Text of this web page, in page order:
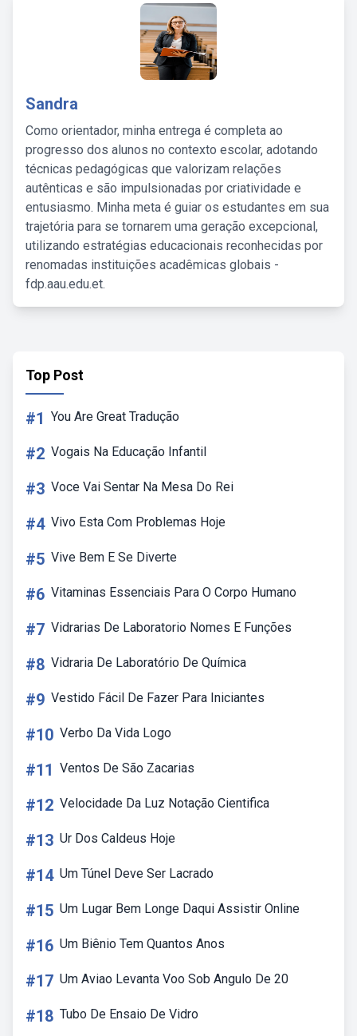
Sandra
Como orientador, minha entrega é completa ao
progresso dos alunos no contexto escolar, adotando
técnicas pedagógicas que valorizam relações
autênticas e são impulsionadas por criatividade e
entusiasmo. Minha meta é guiar os estudantes em sua
trajetória para se tornarem uma geração excepcional,
utilizando estratégias educacionais reconhecidas por
renomadas instituições acadêmicas globais -
fdp.aau.edu.et.
Top Post
#1 You Are Great Tradução
#2 Vogais Na Educação Infantil
#3 Voce Vai Sentar Na Mesa Do Rei
#4 Vivo Esta Com Problemas Hoje
#5 Vive Bem E Se Diverte
#6 Vitaminas Essenciais Para O Corpo Humano
#7 Vidrarias De Laboratorio Nomes E Funções
#8 Vidraria De Laboratório De Química
#9 Vestido Fácil De Fazer Para Iniciantes
#10 Verbo Da Vida Logo
#11 Ventos De São Zacarias
#12 Velocidade Da Luz Notação Cientifica
#13 Ur Dos Caldeus Hoje
#14 Um Túnel Deve Ser Lacrado
#15 Um Lugar Bem Longe Daqui Assistir Online
#16 Um Biênio Tem Quantos Anos
#17 Um Aviao Levanta Voo Sob Angulo De 20
#18 Tubo De Ensaio De Vidro